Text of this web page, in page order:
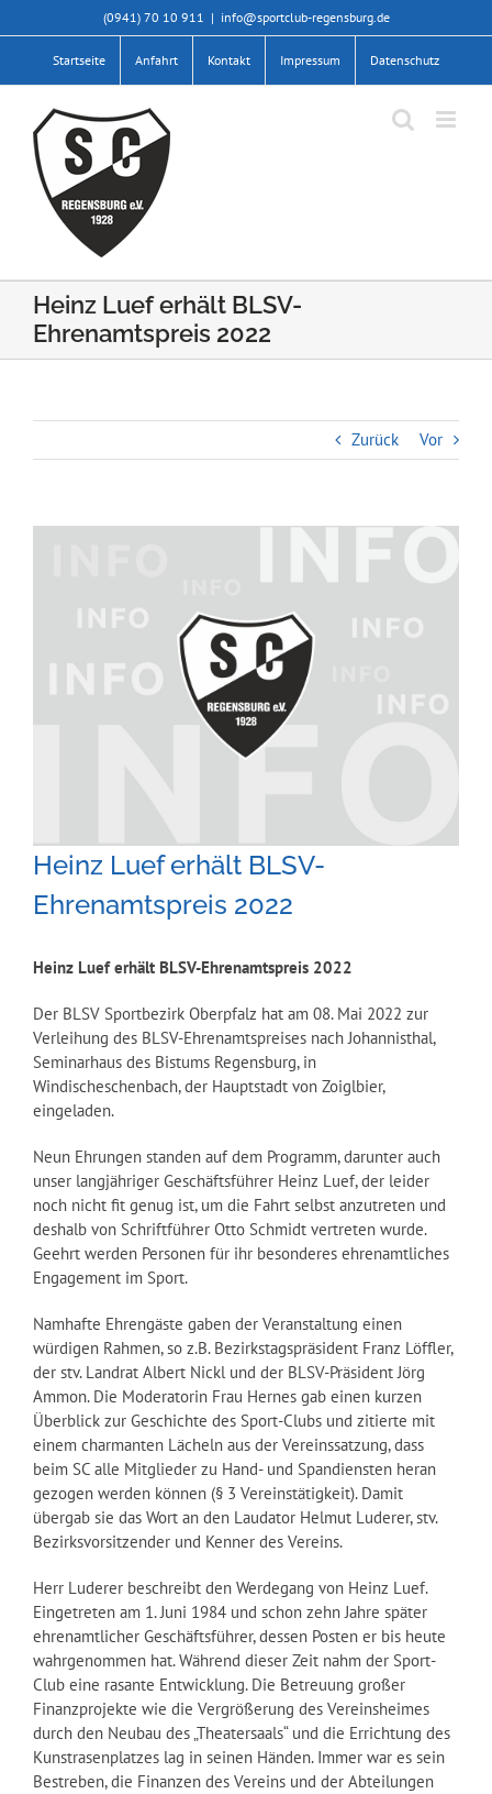
Inhalt
springen
(0941) 70 10 911 | info@sportclub-regensburg.de
Startseite Anfahrt Kontakt Impressum Datenschutz
Heinz Luef erhält BLSV-
Ehrenamtspreis 2022
Zurück Vor
Heinz Luef erhält BLSV-
Ehrenamtspreis 2022
Heinz Luef erhält BLSV-Ehrenamtspreis 2022
Der BLSV Sportbezirk Oberpfalz hat am 08. Mai 2022 zur
Verleihung des BLSV-Ehrenamtspreises nach Johannisthal,
Seminarhaus des Bistums Regensburg, in
Windischeschenbach, der Hauptstadt von Zoiglbier,
eingeladen.
Neun Ehrungen standen auf dem Programm, darunter auch
unser langjähriger Geschäftsführer Heinz Luef, der leider
noch nicht fit genug ist, um die Fahrt selbst anzutreten und
deshalb von Schriftführer Otto Schmidt vertreten wurde.
Geehrt werden Personen für ihr besonderes ehrenamtliches
Engagement im Sport.
Namhafte Ehrengäste gaben der Veranstaltung einen
würdigen Rahmen, so z.B. Bezirkstagspräsident Franz Löffler,
der stv. Landrat Albert Nickl und der BLSV-Präsident Jörg
Ammon. Die Moderatorin Frau Hernes gab einen kurzen
Überblick zur Geschichte des Sport-Clubs und zitierte mit
einem charmanten Lächeln aus der Vereinssatzung, dass
beim SC alle Mitglieder zu Hand- und Spandiensten heran
gezogen werden können (§ 3 Vereinstätigkeit). Damit
übergab sie das Wort an den Laudator Helmut Luderer, stv.
Bezirksvorsitzender und Kenner des Vereins.
Herr Luderer beschreibt den Werdegang von Heinz Luef.
Eingetreten am 1. Juni 1984 und schon zehn Jahre später
ehrenamtlicher Geschäftsführer, dessen Posten er bis heute
wahrgenommen hat. Während dieser Zeit nahm der Sport-
Club eine rasante Entwicklung. Die Betreuung großer
Finanzprojekte wie die Vergrößerung des Vereinsheimes
durch den Neubau des „Theatersaals“ und die Errichtung des
Kunstrasenplatzes lag in seinen Händen. Immer war es sein
Bestreben, die Finanzen des Vereins und der Abteilungen